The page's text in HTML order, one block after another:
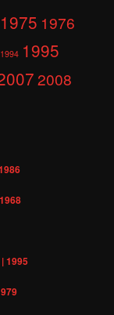
1975 1976
1994 1995
2008
1995